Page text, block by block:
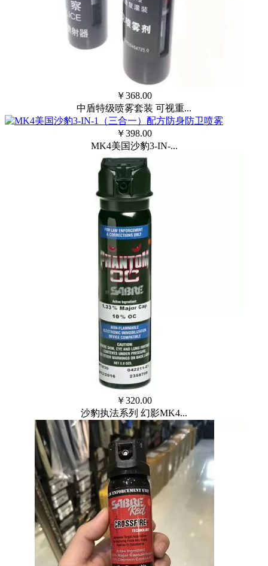
￥368.00
中盾特级喷雾套装 可视重...
￥398.00
MK4美国沙豹3-IN-...
￥320.00
沙豹执法系列 幻影MK4...